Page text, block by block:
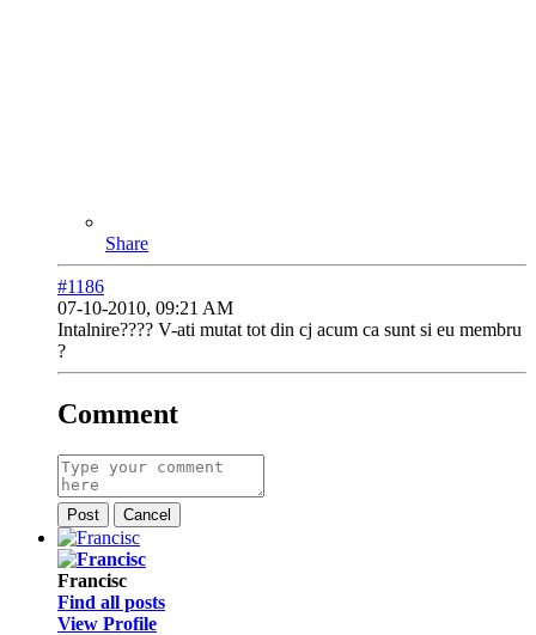
Share
#1186
07-10-2010, 09:21 AM
Intalnire???? V-ati mutat tot din cj acum ca sunt si eu membru
?
Comment
Post Cancel
Francisc
Find all posts
View Profile